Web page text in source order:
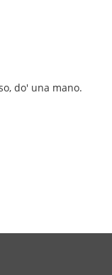
do' una mano.